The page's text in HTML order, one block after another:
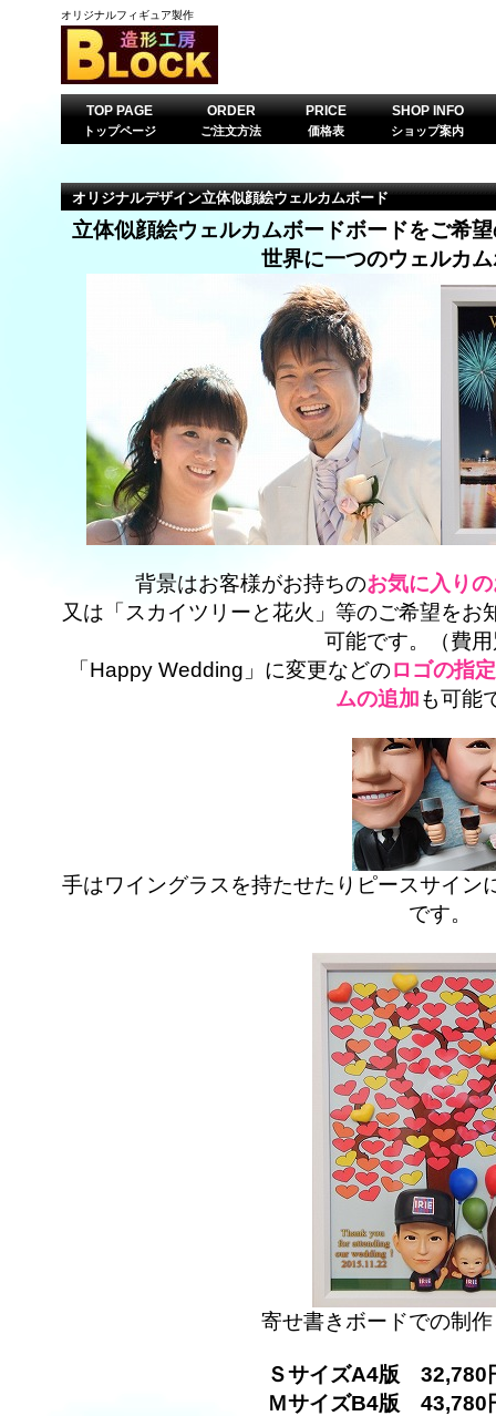
オリジナルフィギュア製作
オリジナルデザイン立体似顔絵ウェルカムボード
立体似顔絵ウェルカムボードボードをご希
世界に一つのウェルカ
背景はお客様がお持ちのお気に入り
又は「スカイツリーと花火」等のご希望をお
可能です。（費
「Happy Wedding」に変更などのロゴの指定
ムの追加も可能
手はワイングラスを持たせたりピースサイン
です。
寄せ書きボードでの制
ＳサイズA4版 32,780
ＭサイズB4版 43,780
TOP PAGE
トップページ
ORDER
ご注文方法
PRICE
価格表
SHOP INFO
ショップ案内